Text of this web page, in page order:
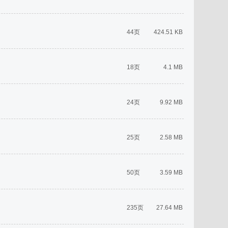
424.51 KB
44页
4.1 MB
18页
9.92 MB
24页
2.58 MB
25页
3.59 MB
50页
27.64 MB
235页